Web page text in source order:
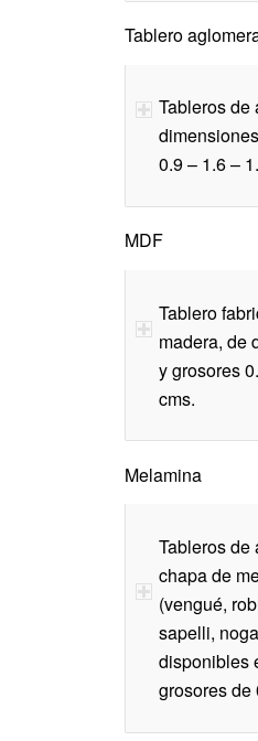
Tablero
Tableros de
0.9 – 1.6 –
MDF
Tablero
madera, de
y grosores
cms.
Melamina
Tableros de
chapa de
(vengué,
sapelli,
disponibles
grosores de